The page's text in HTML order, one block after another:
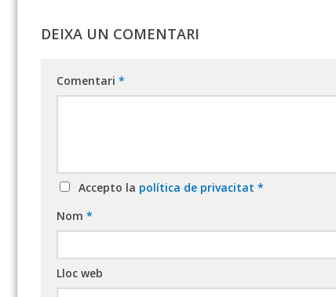
DEIXA UN COMENTARI
Comentari *
Accepto la política de privacitat *
Nom *
Lloc web